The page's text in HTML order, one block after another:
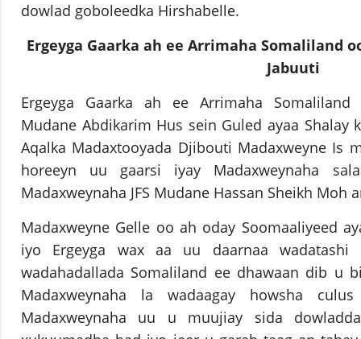
dowlad goboleedka Hirshabelle.
Ergeyga Gaarka ah ee Arrimaha Somaliland
Jabuuti
Ergeyga Gaarka ah ee Arrimaha Somaliland
Mudane Abdikarim Hus sein Guled ayaa
Aqalka Madaxtooyada Djibouti Madaxweyne Is
horeeyn uu gaarsi iyay Madaxweynaha
Madaxweynaha JFS Mudane Hassan Sheikh Moh
Madaxweyne Gelle oo ah oday Soomaaliyeed
iyo Ergeyga wax aa uu daarnaa
wadahadallada Somaliland ee dhawaan dib u
Madaxweynaha la wadaagay howsha
Madaxweynaha uu u muujiay sida